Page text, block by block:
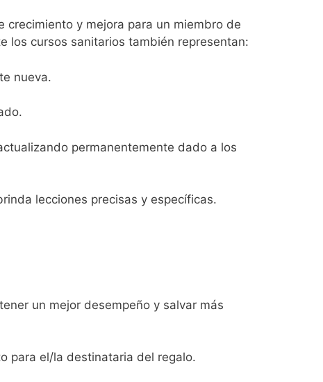
y mejora para un miembro de
los cursos sanitarios también representan:
nueva.
permanentemente dado a los
lecciones precisas y específicas.
un mejor desempeño y salvar más
para el/la destinataria del regalo.